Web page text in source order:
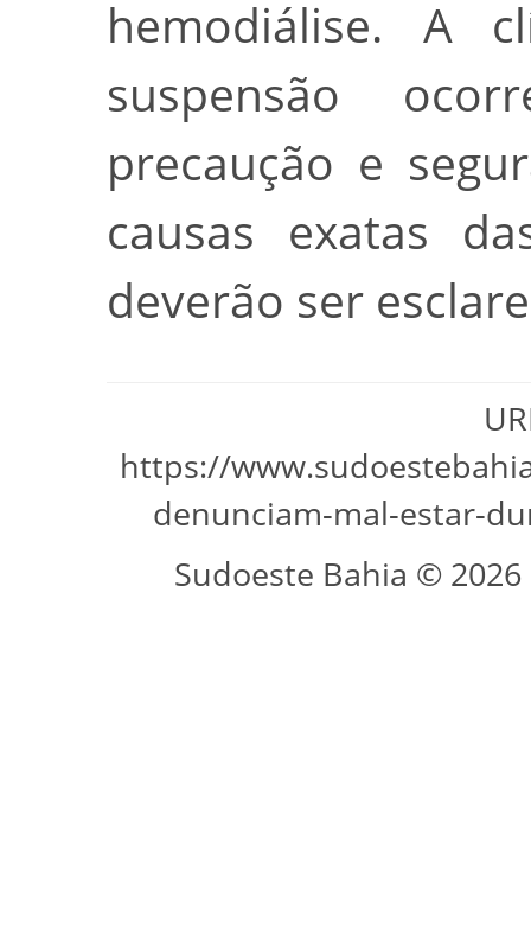
hemodiálise. A
suspensão
precaução e
causas exatas
deverão ser
https://
denunciam-mal-estar-
Sudoeste Bahia ©